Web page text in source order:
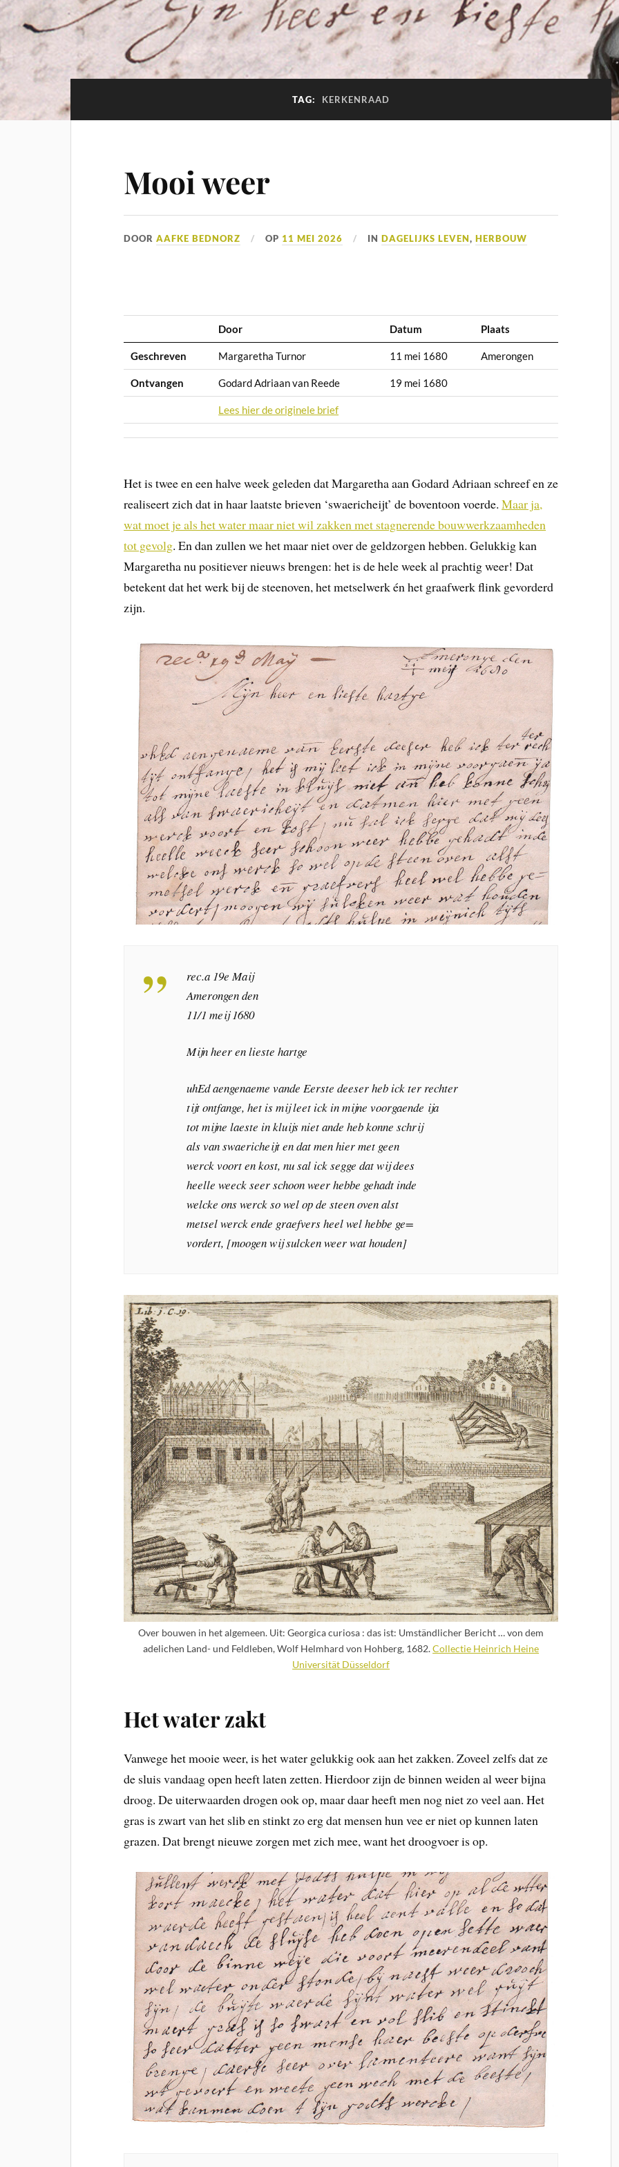
TAG: KERKENRAAD
Mooi weer
DOORAAFKE BEDNORZ OP 11 MEI 2026 INDAGELIJKS LEVEN,HERBOUW
Door Datum Plaats
Geschreven Margaretha Turnor 11 mei 1680 Amerongen
Ontvangen Godard Adriaan van Reede 19 mei 1680
Lees hier de originele brief
Het is twee en een halve week geleden dat Margaretha aan Godard Adriaan schreef en ze
realiseert zich dat in haar laatste brieven ‘swaericheijt’ de boventoon voerde.Maar ja,
wat moet je als het water maar niet wil zakken met stagnerende bouwwerkzaamheden
tot gevolg. En dan zullen we het maar niet over de geldzorgen hebben. Gelukkig kan
Margaretha nu positiever nieuws brengen: het is de hele week al prachtig weer! Dat
betekent dat het werk bij de steenoven, het metselwerk én het graafwerk flink gevorderd
zijn.
rec.a 19e Maij
Amerongen den
11/1 meij 1680
Mijn heer en lieste hartge
uhEd aengenaeme vande Eerste deeser heb ick ter rechter
tijt ontfange, het is mij leet ick in mijne voorgaende ija
tot mijne laeste in kluijs niet ande heb konne schrij
als van swaericheijt en dat men hier met geen
werck voort en kost, nu sal ick segge dat wij dees
heelle weeck seer schoon weer hebbe gehadt inde
welcke ons werck so wel op de steen oven alst
metsel werck ende graefvers heel wel hebbe ge=
vordert, [moogen wij sulcken weer wat houden]
Over bouwen in het algemeen. Uit: Georgica curiosa : das ist: Umständlicher Bericht … von dem
adelichen Land- und Feldleben, Wolf Helmhard von Hohberg, 1682.Collectie Heinrich Heine
Universität Düsseldorf
Het water zakt
Vanwege het mooie weer, is het water gelukkig ook aan het zakken. Zoveel zelfs dat ze
de sluis vandaag open heeft laten zetten. Hierdoor zijn de binnen weiden al weer bijna
droog. De uiterwaarden drogen ook op, maar daar heeft men nog niet zo veel aan. Het
gras is zwart van het slib en stinkt zo erg dat mensen hun vee er niet op kunnen laten
grazen. Dat brengt nieuwe zorgen met zich mee, want het droogvoer is op.